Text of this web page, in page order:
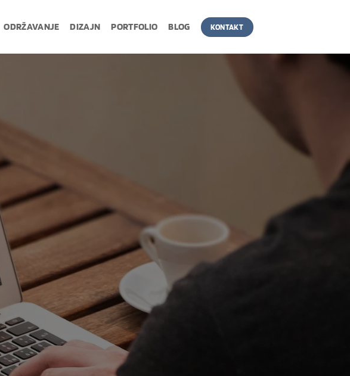
ODRŽAVANJE DIZAJN PORTFOLIO BLOG KONTAKT